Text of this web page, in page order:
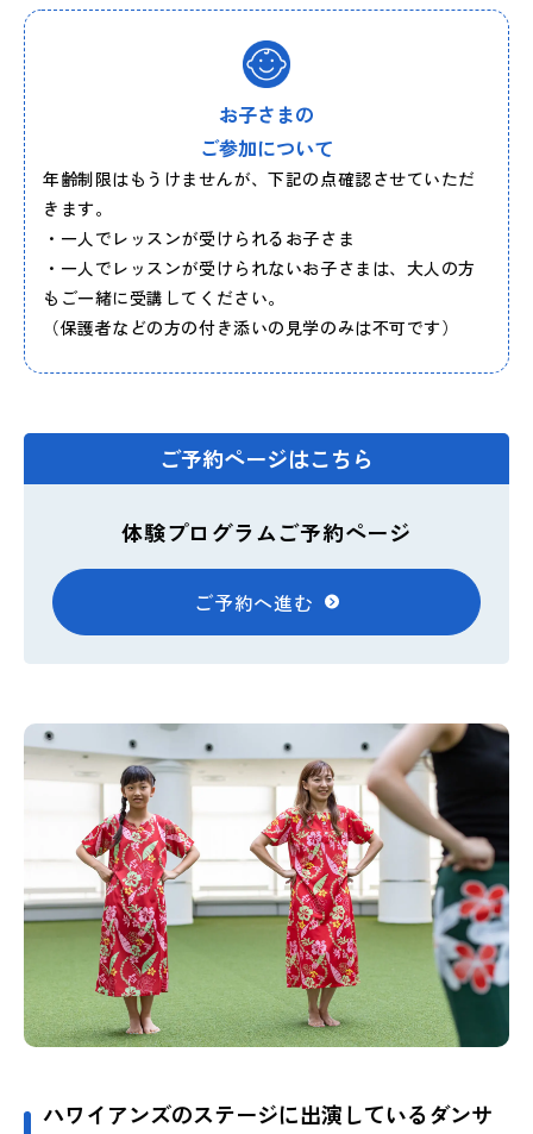
お子さまの
ご参加について
年齢制限はもうけませんが、下記の点確認させていただ
きます。
・一人でレッスンが受けられるお子さま
・一人でレッスンが受けられないお子さまは、大人の方
もご一緒に受講してください。
（保護者などの方の付き添いの見学のみは不可です）
ご予約ページはこちら
体験プログラムご予約ページ
ご予約へ進む
ハワイアンズのステージに出演しているダンサ